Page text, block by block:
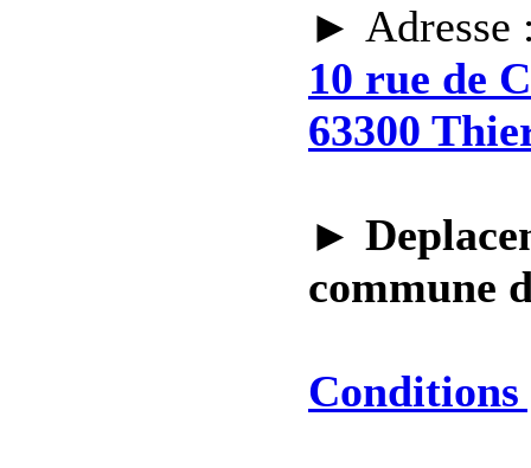
► Adresse
10 rue de
63300
►
commune
Conditions